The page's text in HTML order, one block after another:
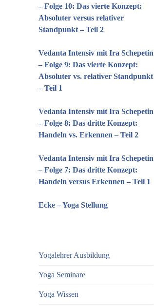
– Folge 10: Das vierte Konzept:
Absoluter versus relativer
Standpunkt – Teil 2
Vedanta Intensiv mit Ira Schepetin
– Folge 9: Das vierte Konzept:
Absoluter vs. relativer Standpunkt
– Teil 1
Vedanta Intensiv mit Ira Schepetin
– Folge 8: Das dritte Konzept:
Handeln vs. Erkennen – Teil 2
Vedanta Intensiv mit Ira Schepetin
– Folge 7: Das dritte Konzept:
Handeln versus Erkennen – Teil 1
Ecke – Yoga Stellung
Yogalehrer Ausbildung
Yoga Seminare
Yoga Wissen